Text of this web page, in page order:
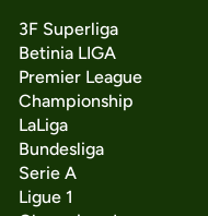
3F Superliga
Betinia LIGA
Premier League
Championship
LaLiga
Bundesliga
Serie A
Ligue 1